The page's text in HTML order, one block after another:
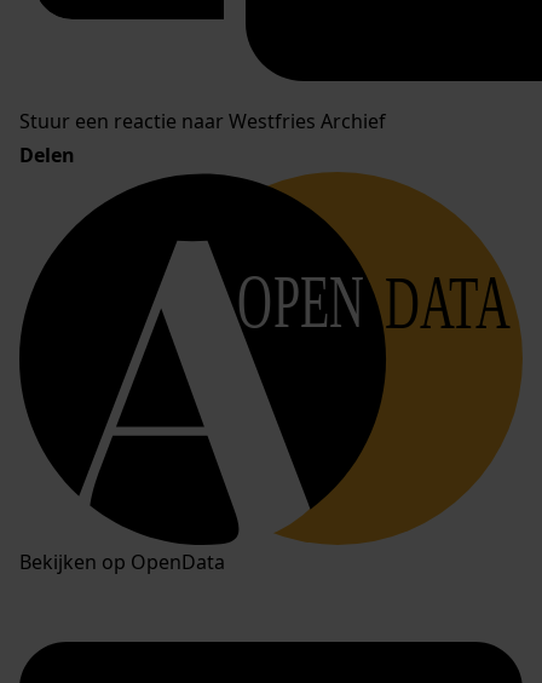
Stuur een reactie naar Westfries Archief
Delen
OPEN DATA
Bekijken op OpenData